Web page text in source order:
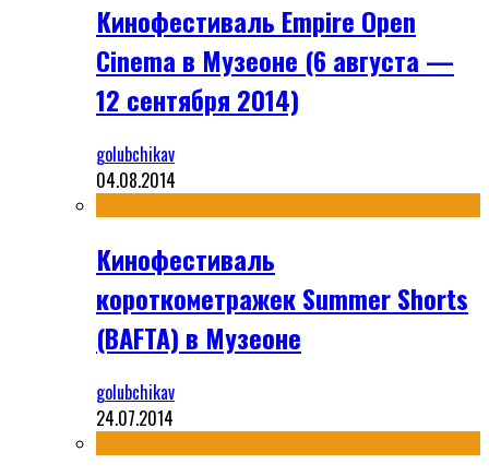
Кинофестиваль Empire Open
Cinema в Музеоне (6 августа —
12 сентября 2014)
golubchikav
04.08.2014
Кинофестиваль
короткометражек Summer Shorts
(BAFTA) в Музеоне
golubchikav
24.07.2014